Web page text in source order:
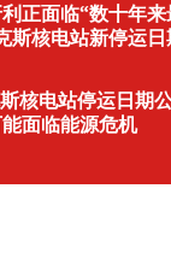
正面临“数十年
斯核电站新停运日
核电站停运日期
面临能源危机